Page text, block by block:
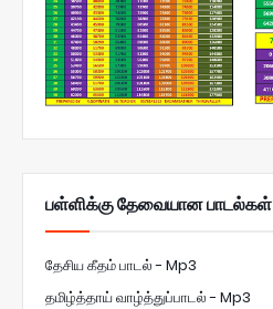
பள்ளிக்கு தேவையான பாடல்கள்
தேசிய கீதம் பாடல் - Mp3
தமிழ்த்தாய் வாழ்த்துப்பாடல் - Mp3